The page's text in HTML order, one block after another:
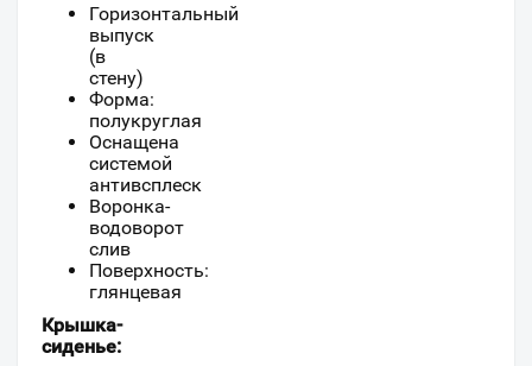
Горизонтальный
выпуск
(в
стену)
Форма:
полукруглая
Оснащена
системой
антивсплеск
Воронка-
водоворот
слив
Поверхность:
глянцевая
Крышка-
сиденье: